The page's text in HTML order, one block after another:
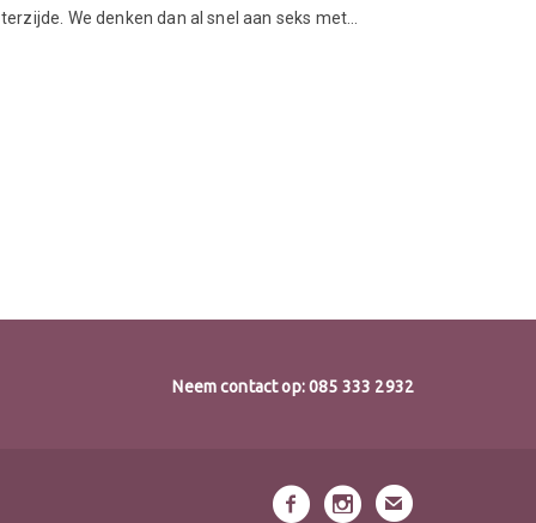
terzijde. We denken dan al snel aan seks met…
Neem contact op:085 333 2932